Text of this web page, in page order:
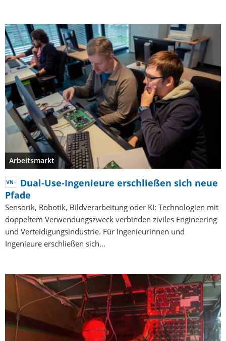
Arbeitsmarkt
Dual-Use-Ingenieure erschließen sich neue
Pfade
Sensorik, Robotik, Bildverarbeitung oder KI: Technologien mit
doppeltem Verwendungszweck verbinden ziviles Engineering
und Verteidigungsindustrie. Für Ingenieurinnen und
Ingenieure erschließen sich…